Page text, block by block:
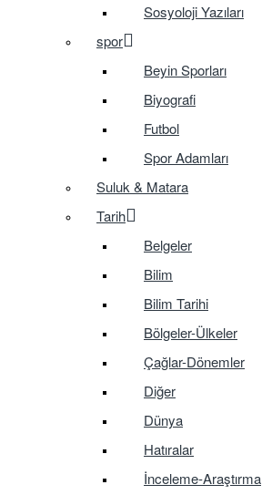
Sosyoloji Yazıları
spor
Beyin Sporları
Biyografi
Futbol
Spor Adamları
Suluk & Matara
Tarih
Belgeler
Bilim
Bilim Tarihi
Bölgeler-Ülkeler
Çağlar-Dönemler
Diğer
Dünya
Hatıralar
İnceleme-Araştırma